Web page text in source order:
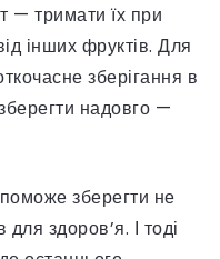
— тримати їх при
інших фруктів. Для
зберігання в
надовго —
зберегти не
здоров’я. І тоді